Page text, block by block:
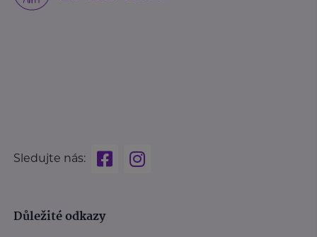
Sledujte nás:
Důležité odkazy